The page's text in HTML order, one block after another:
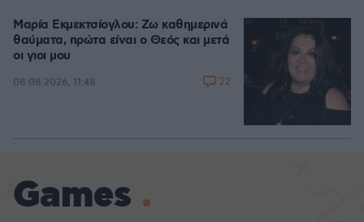
Μαρία Εκμεκτσίογλου: Ζω καθημερινά
θαύματα, πρώτα είναι ο Θεός και μετά
οι γιοι μου
08.08.2026, 11:48 22
Games